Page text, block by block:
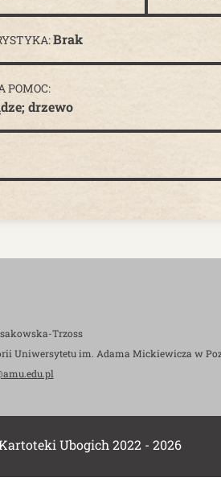
Brak
POMOC:
drzewo
Trzoss
Uniwersytetu im. Adama Mickiewicza w
Ubogich 2022 - 2026